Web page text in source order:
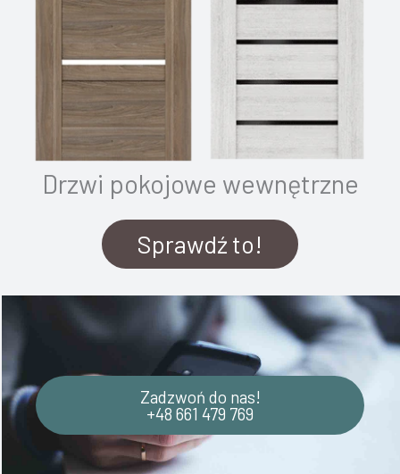
Drzwi pokojowe wewnętrzne
Sprawdź to!
Zadzwoń do nas!
+48 661 479 769